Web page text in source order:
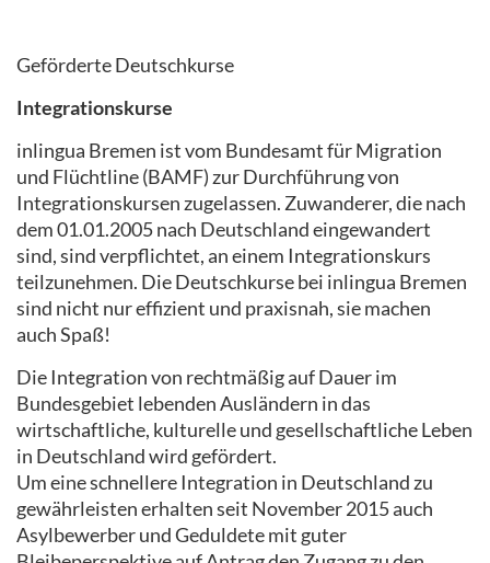
Geförderte Deutschkurse
Integrationskurse
inlingua Bremen ist vom Bundesamt für Migration
und Flüchtline (BAMF) zur Durchführung von
Integrationskursen zugelassen. Zuwanderer, die nach
dem 01.01.2005 nach Deutschland eingewandert
sind, sind verpflichtet, an einem Integrationskurs
teilzunehmen. Die Deutschkurse bei inlingua Bremen
sind nicht nur effizient und praxisnah, sie machen
auch Spaß!
Die Integration von rechtmäßig auf Dauer im
Bundesgebiet lebenden Ausländern in das
wirtschaftliche, kulturelle und gesellschaftliche Leben
in Deutschland wird gefördert.
Um eine schnellere Integration in Deutschland zu
gewährleisten erhalten seit November 2015 auch
Asylbewerber und Geduldete mit guter